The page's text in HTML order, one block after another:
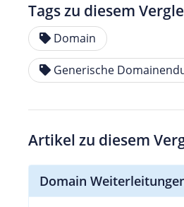
Tags zu diesem
Domain
Generische
Artikel zu diesem
Domain